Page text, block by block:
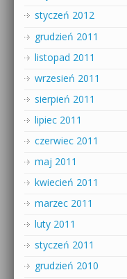
styczeń 2012
grudzień 2011
listopad 2011
wrzesień 2011
sierpień 2011
lipiec 2011
czerwiec 2011
maj 2011
kwiecień 2011
marzec 2011
luty 2011
styczeń 2011
grudzień 2010